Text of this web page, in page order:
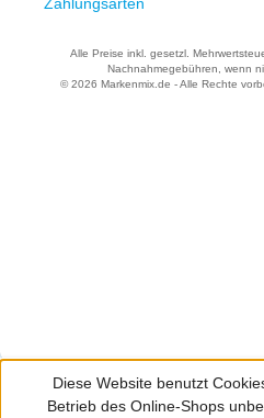
Alle Preise inkl. gesetzl.
Nachnahmegebühren, wenn
© 2026 Markenmix.de - Alle Rechte
Diese Website benutzt
Betrieb des Online-Shops